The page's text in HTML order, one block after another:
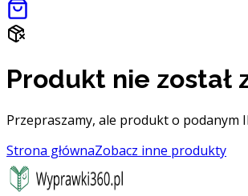
Produkt nie został
Przepraszamy, ale produkt o podanym
Strona głównaZobacz inne produkty